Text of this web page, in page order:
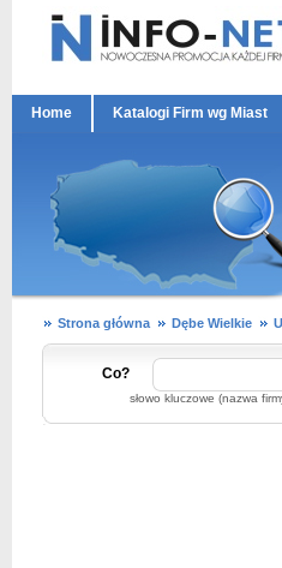
Home Katalogi Firm wg Miast
Strona główna Dębe Wielkie
Co?
słowo kluczowe (nazwa